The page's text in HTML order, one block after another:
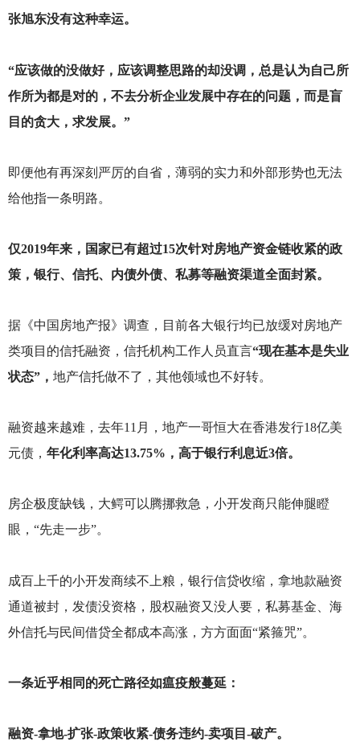
张旭东没有这种幸运。
“应该做的没做好，应该调整思路的却没调，总是认为自己所
作所为都是对的，不去分析企业发展中存在的问题，而是盲
目的贪大，求发展。”
即便他有再深刻严厉的自省，薄弱的实力和外部形势也无法
给他指一条明路。
仅2019年来，国家已有超过15次针对房地产资金链收紧的政
策，银行、信托、内债外债、私募等融资渠道全面封紧。
据《中国房地产报》调查，目前各大银行均已放缓对房地产
类项目的信托融资，信托机构工作人员直言“现在基本是失业
状态”， 地产信托做不了，其他领域也不好转。
融资越来越难，去年11月，地产一哥恒大在香港发行18亿美
元债， 年化利率高达13.75%，高于银行利息近3倍。
房企极度缺钱，大鳄可以腾挪救急，小开发商只能伸腿瞪
眼，“先走一步”。
成百上千的小开发商续不上粮，银行信贷收缩，拿地款融资
通道被封，发债没资格，股权融资又没人要，私募基金、海
外信托与民间借贷全都成本高涨，方方面面“紧箍咒”。
一条近乎相同的死亡路径如瘟疫般蔓延：
融资-拿地-扩张-政策收紧-债务违约-卖项目-破产。